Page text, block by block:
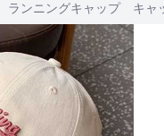
ランニングキャップ キャ